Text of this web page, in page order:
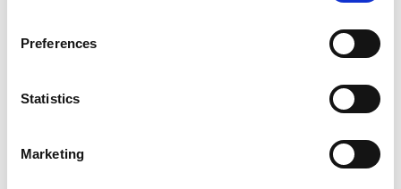
Preferences
Statistics
Marketing